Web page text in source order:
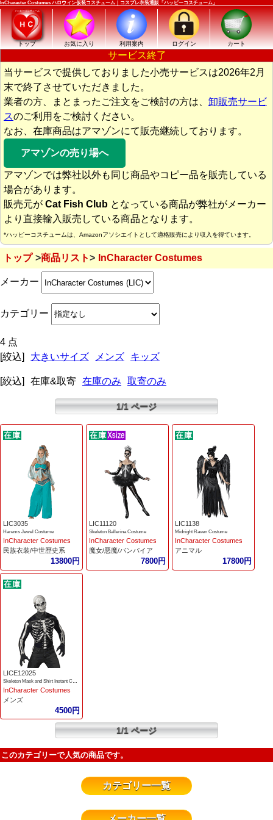
InCharacter Costumes ハロウィン仮装コスチューム｜コスプレ衣装通販「ハッピーコスチューム」
トップ お気に入り 利用案内 ログイン カート
サービス終了
当サービスで提供しておりました小売サービスは2026年2月
末で終了させていただきました。
業者の方、まとまったご注文をご検討の方は、 卸販売サービ
スのご利用をご検討ください。
なお、在庫商品はアマゾンにて販売継続しております。
アマゾンの売り場へ
アマゾンでは弊社以外も同じ商品やコピー品を販売している
場合があります。
販売元が Cat Fish Club となっている商品が弊社がメーカー
より直接輸入販売している商品となります。
*ハッピーコスチュームは、Amazonアソシエイトとして適格販売により収入を得ています。
トップ 商品リスト InCharacter Costumes
メーカー
カテゴリー
4 点
[絞込]
大きいサイズ メンズ キッズ
[絞込] 在庫&取寄 在庫のみ 取寄のみ
1/1 ページ
LIC3035
Harems Jewel Costume
InCharacter Costumes
民族衣装/中世歴史系
13800円
LIC11120
Skeleton Ballerina Costume
InCharacter Costumes
魔女/悪魔/バンパイア
7800円
LIC1138
Midnight Raven Costume
InCharacter Costumes
アニマル
17800円
LICE12025
Skeleton Mask and Shirt Instant Costume
InCharacter Costumes
メンズ
4500円
1/1 ページ
このカテゴリーで人気の商品です。
カテゴリー一覧